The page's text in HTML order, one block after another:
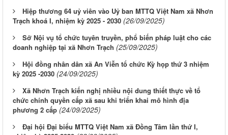
Hiệp thương 64 uỷ viên vào Uỷ ban MTTQ Việt Nam xã Nhơn
Trạch khoá I, nhiệm kỳ 2025 - 2030 (26/09/2025)
Sở Nội vụ tổ chức tuyên truyền, phổ biến pháp luật cho các
doanh nghiệp tại xã Nhơn Trạch (25/09/2025)
Hội đồng nhân dân xã An Viễn tổ chức Kỳ họp thứ 3 nhiệm
kỳ 2025 -2030 (24/09/2025)
Xã Nhơn Trạch kiến nghị nhiều nội dung thiết thực về tổ
chức chính quyền cấp xã sau khi triển khai mô hình địa
phương 2 cấp (24/09/2025)
Đại hội Đại biểu MTTQ Việt Nam xã Đồng Tâm lần thứ I,